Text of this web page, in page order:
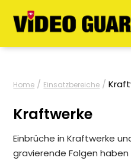
Home / Einsatzbereiche /
Kraftwerke
Einbrüche in Kraftwerke
gravierende Folgen